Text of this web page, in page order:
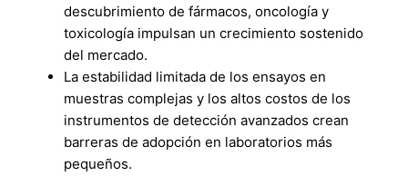
descubrimiento de fármacos, oncología y
toxicología impulsan un crecimiento sostenido
del mercado.
La estabilidad limitada de los ensayos en
muestras complejas y los altos costos de los
instrumentos de detección avanzados crean
barreras de adopción en laboratorios más
pequeños.